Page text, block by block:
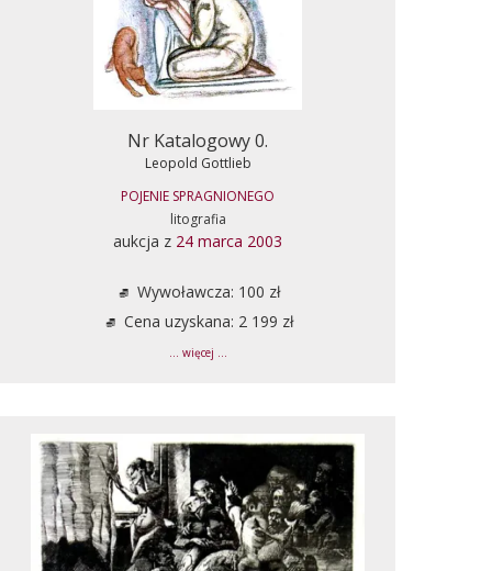
Nr Katalogowy 0.
Leopold Gottlieb
POJENIE SPRAGNIONEGO
litografia
aukcja z 24 marca 2003
Wywoławcza: 100 zł
Cena uzyskana: 2 199 zł
... więcej ...